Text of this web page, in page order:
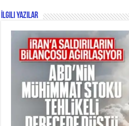
İlgili Yazılar